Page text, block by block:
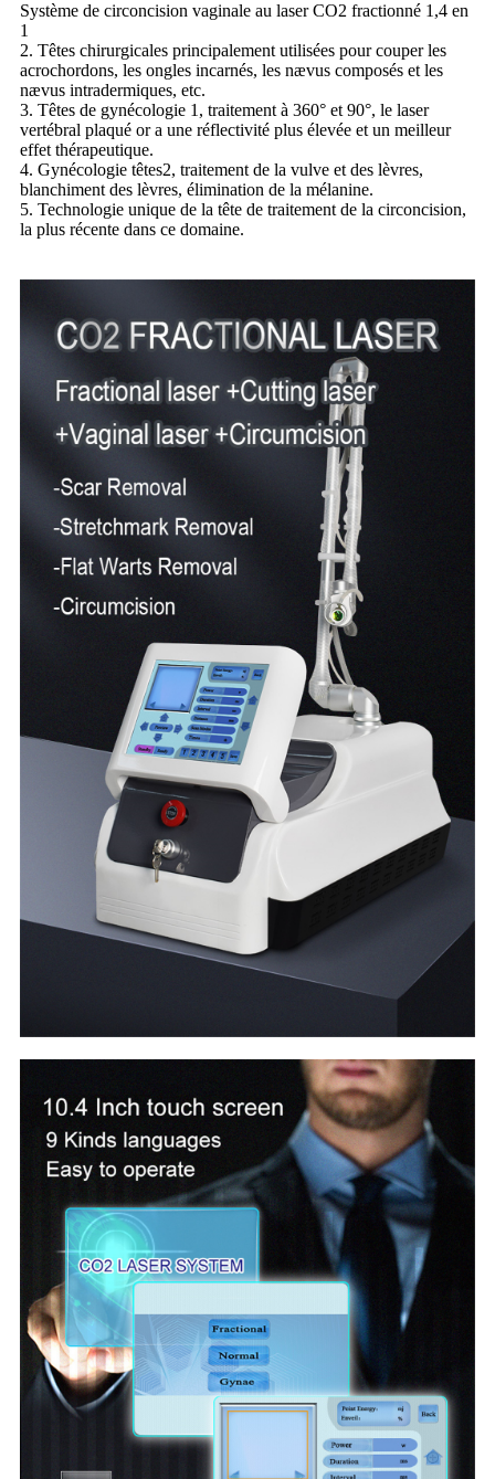
Système de circoncision vaginale au laser CO2 fractionné 1,4 en
1
2. Têtes chirurgicales principalement utilisées pour couper les
acrochordons, les ongles incarnés, les nævus composés et les
nævus intradermiques, etc.
3. Têtes de gynécologie 1, traitement à 360° et 90°, le laser
vertébral plaqué or a une réflectivité plus élevée et un meilleur
effet thérapeutique.
4. Gynécologie têtes2, traitement de la vulve et des lèvres,
blanchiment des lèvres, élimination de la mélanine.
5. Technologie unique de la tête de traitement de la circoncision,
la plus récente dans ce domaine.